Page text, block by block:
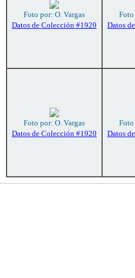
Foto por: O. Vargas
Datos de Colección #1920
Foto
Datos
Foto por: O. Vargas
Datos de Colección #1920
Foto
Datos